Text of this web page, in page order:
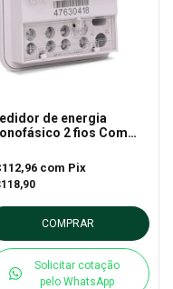
de energia
2 fios Com
com Pix
COMPRAR
Solicitar cotação
pelo WhatsApp